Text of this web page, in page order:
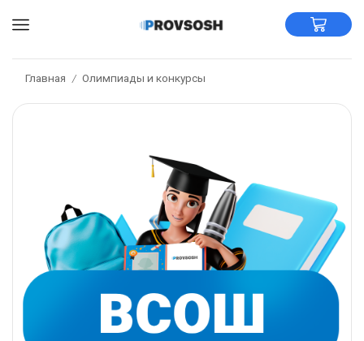
Главная / Олимпиады и конкурсы